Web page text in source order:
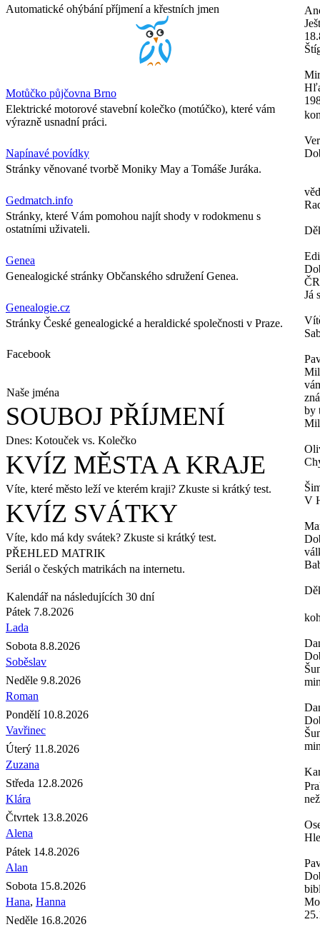
Automatické ohýbání příjmení a křestních jmen
Motůčko půjčovna Brno
Elektrické motorové stavební kolečko (motúčko), které vám
výrazně usnadní práci.
Napínavé povídky
Stránky věnované tvorbě Moniky May a Tomáše Juráka.
Gedmatch.info
Stránky, které Vám pomohou najít shody v rodokmenu s
ostatními uživateli.
Genea
Genealogické stránky Občanského sdružení Genea.
Genealogie.cz
Stránky České genealogické a heraldické společnosti v Praze.
Facebook
Naše jména
SOUBOJ PŘÍJMENÍ
Dnes: Kotouček vs. Kolečko
KVÍZ MĚSTA A KRAJE
Víte, které město leží ve kterém kraji? Zkuste si krátký test.
KVÍZ SVÁTKY
Víte, kdo má kdy svátek? Zkuste si krátký test.
PŘEHLED MATRIK
Seriál o českých matrikách na internetu.
Kalendář na následujících 30 dní
Pátek 7.8.2026
Lada
Sobota 8.8.2026
Soběslav
Neděle 9.8.2026
Roman
Pondělí 10.8.2026
Vavřinec
Úterý 11.8.2026
Zuzana
Středa 12.8.2026
Klára
Čtvrtek 13.8.2026
Alena
Pátek 14.8.2026
Alan
Sobota 15.8.2026
Hana, Hanna
Neděle 16.8.2026
Já
by
V